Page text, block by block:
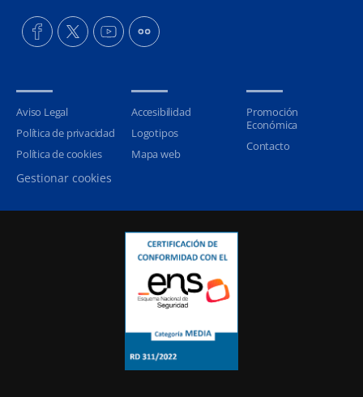
Aviso Legal
Política de privacidad
Política de cookies
Gestionar cookies
Accesibilidad
Logotipos
Mapa web
Promoción
Económica
Contacto